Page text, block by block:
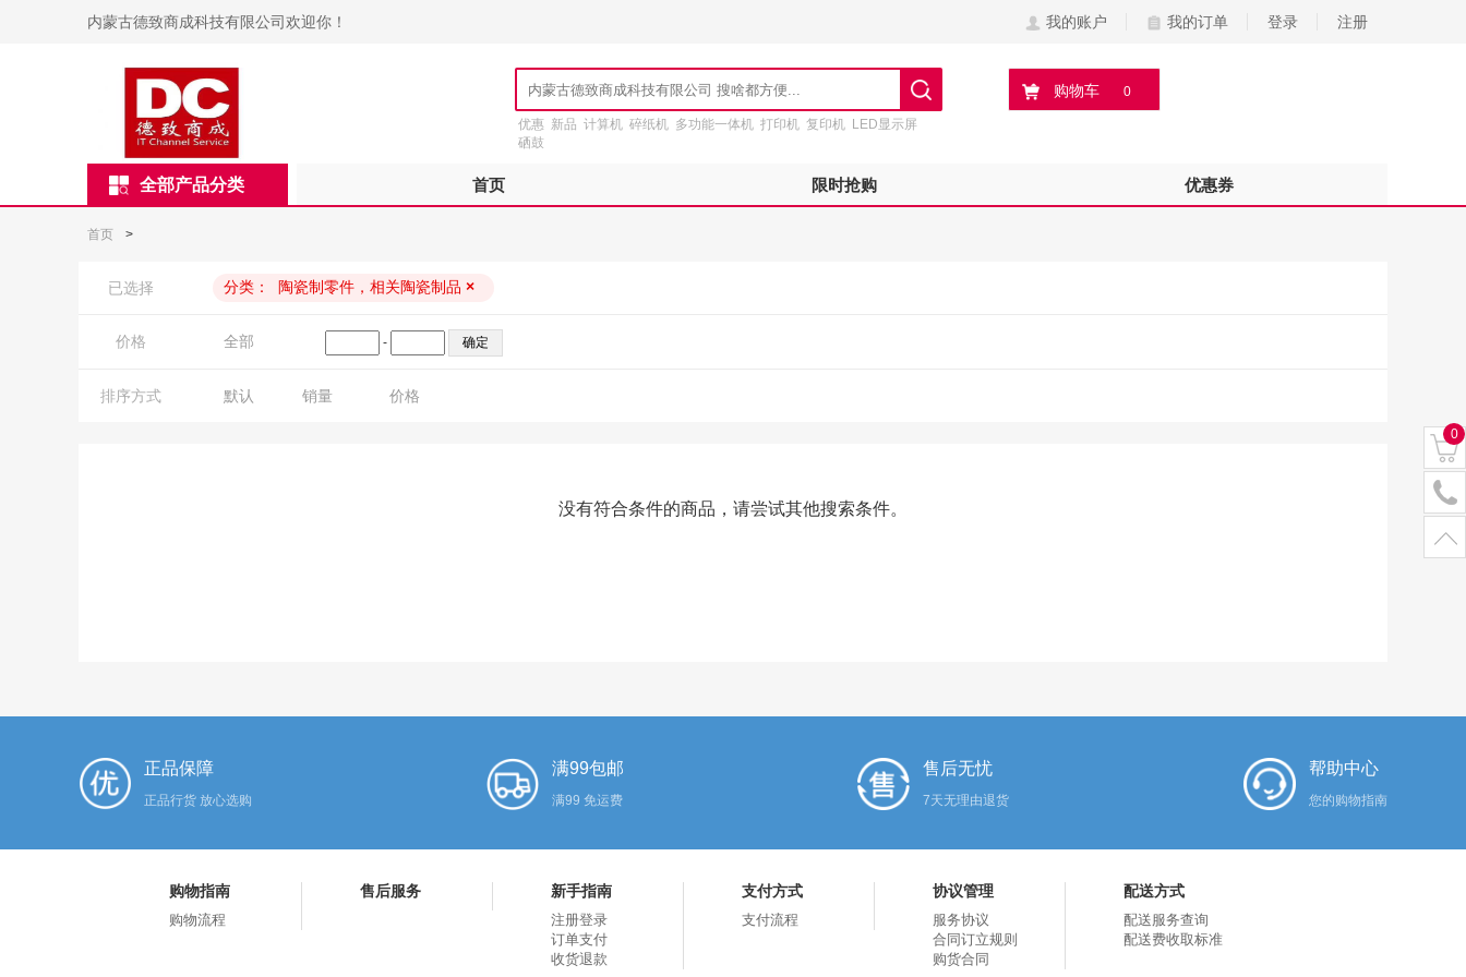
内蒙古德致商成科技有限公司欢迎你！ 我的账户 我的订单 登录 注册
购物车 0
优惠 新品 计算机 碎纸机 多功能一体机 打印机 复印机 LED显示屏
硒鼓
全部产品分类 首页 限时抢购 优惠券
首页 >
已选择 分类： 陶瓷制零件，相关陶瓷制品 ×
价格 全部 -
排序方式 默认 销量 价格
没有符合条件的商品，请尝试其他搜索条件。
正品保障
正品行货 放心选购
满99包邮
满99 免运费
售后无忧
7天无理由退货
帮助中心
您的购物指南
购物指南
购物流程
售后服务 新手指南
注册登录
订单支付
收货退款
支付方式
支付流程
协议管理
服务协议
合同订立规则
购货合同
配送方式
配送服务查询
配送费收取标准
0